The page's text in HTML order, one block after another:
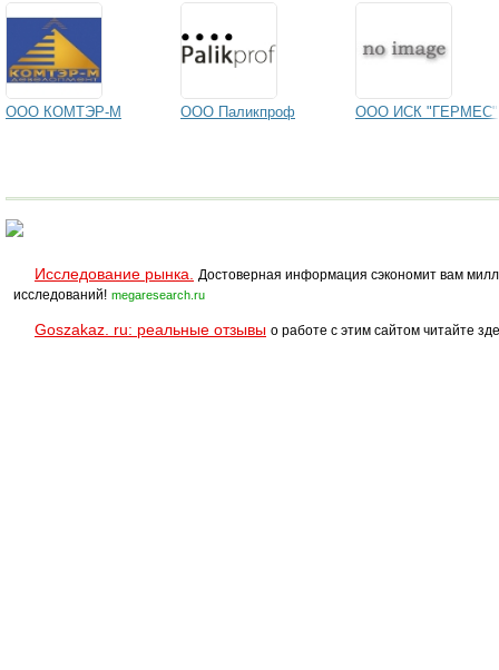
ООО КОМТЭР-М ООО Паликпроф ООО ИСК "ГЕРМЕС"
Исследование рынка.
Достоверная информация сэкономит вам
исследований! megaresearch.ru
Goszakaz. ru: реальные отзывы о работе с этим сайтом читайте